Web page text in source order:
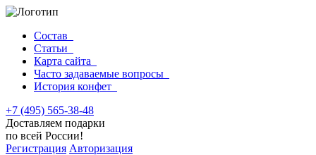
Состав
Статьи
Карта сайта
Часто задаваемые вопросы
История конфет
+7 (495) 565-38-48
Доставляем подарки
по всей России!
Регистрация Авторизация